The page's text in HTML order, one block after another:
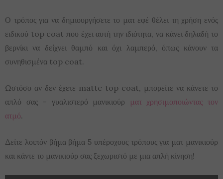
Ο τρόπος για να δημιουργήσετε το ματ εφέ θέλει τη χρήση ενός
ειδικού top coat που έχει αυτή την ιδιότητα, να κάνει δηλαδή το
βερνίκι να δείχνει θαμπό και όχι λαμπερό, όπως κάνουν τα
συνηθισμένα top coat.
Ωστόσο αν δεν έχετε matte top coat, μπορείτε να κάνετε το
απλό σας – γυαλιστερό μανικιούρ
ματ χρησιμοποιώντας τον
ατμό.
Δείτε λοιπόν βήμα βήμα 5 υπέροχους τρόπους για ματ μανικιούρ
και κάντε το μανικιούρ σας ξεχωριστό με μια απλή κίνηση!